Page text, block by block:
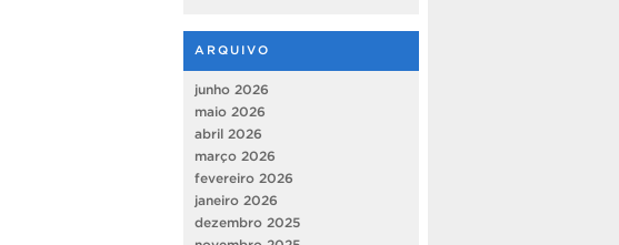
ARQUIVO
junho 2026
maio 2026
abril 2026
março 2026
fevereiro 2026
janeiro 2026
dezembro 2025